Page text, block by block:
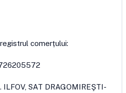
comerțului:
ILFOV, SAT DRAGOMIREŞTI-